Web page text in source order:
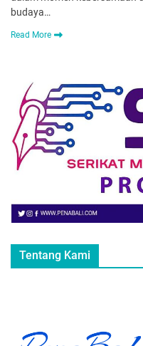
budaya…
Read More
Tentang Kami